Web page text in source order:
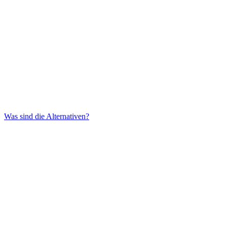
Was sind die Alternativen?